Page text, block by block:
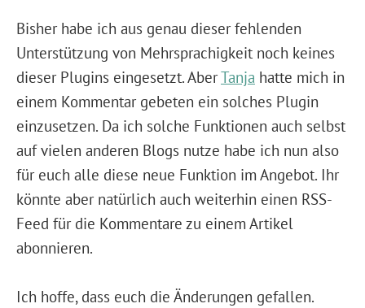
Bisher habe ich aus genau dieser fehlenden
Unterstützung von Mehrsprachigkeit noch keines
dieser Plugins eingesetzt. AberTanja hatte mich in
einem Kommentar gebeten ein solches Plugin
einzusetzen. Da ich solche Funktionen auch selbst
auf vielen anderen Blogs nutze habe ich nun also
für euch alle diese neue Funktion im Angebot. Ihr
könnte aber natürlich auch weiterhin einen RSS-
Feed für die Kommentare zu einem Artikel
abonnieren.
Ich hoffe, dass euch die Änderungen gefallen.